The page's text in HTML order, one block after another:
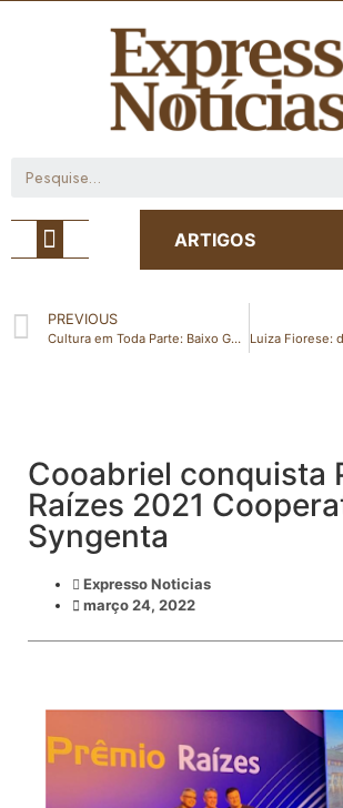
ARTIGOS
PREVIOUS
Cultura em Toda Parte: Baixo Guandu recebeu diversas atrações culturais gratuitas no fim de semana
Cooabriel conquista
Raízes 2021
Syngenta
Expresso Noticias
março 24, 2022